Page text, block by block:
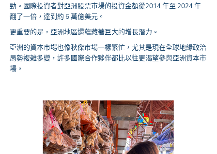
勁。國際投資者對亞洲股票市場的投資金額從2014 年至 2024 年
翻了一倍，達到約 6 萬億美元。
更重要的是，亞洲地區還蘊藏著巨大的增長潛力。
亞洲的資本市場也像秋傑市場一樣繁忙，尤其是現在全球地緣政治
局勢複雜多變，許多國際合作夥伴都比以往更渴望參與亞洲資本市
場。